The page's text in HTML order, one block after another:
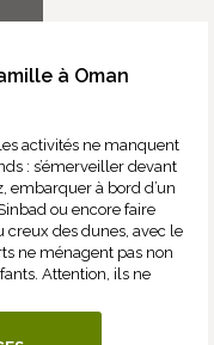
à Oman
activités ne manquent
: s’émerveiller devant
embarquer à bord d’un
ou encore faire
creux des dunes, avec le
ne ménagent pas non
Attention, ils ne